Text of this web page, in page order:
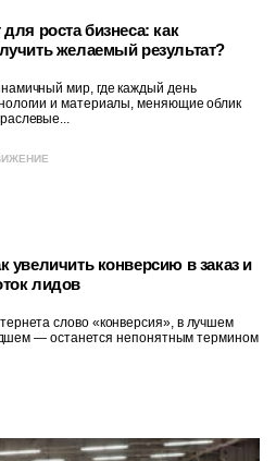
роста бизнеса: как
желаемый результат?
мир, где каждый день
и материалы, меняющие облик
увеличить конверсию в заказ и
лидов
слово «конверсия», в лучшем
— останется непонятным термином